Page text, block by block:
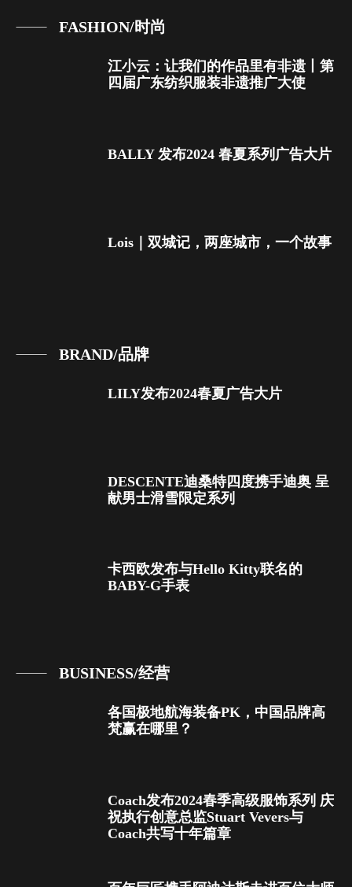
FASHION/时尚
江小云：让我们的作品里有非遗丨第
四届广东纺织服装非遗推广大使
BALLY 发布2024 春夏系列广告大片
Lois｜双城记，两座城市，一个故事
BRAND/品牌
LILY发布2024春夏广告大片
DESCENTE迪桑特四度携手迪奥 呈
献男士滑雪限定系列
卡西欧发布与Hello Kitty联名的
BABY-G手表
BUSINESS/经营
各国极地航海装备PK，中国品牌高
梵赢在哪里？
Coach发布2024春季高级服饰系列 庆
祝执行创意总监Stuart Vevers与
Coach共写十年篇章